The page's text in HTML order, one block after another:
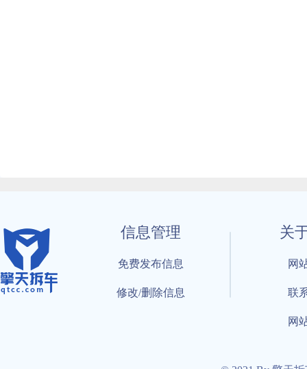
信息管理
免费发布信息
修改/删除信息
关
网
联
网